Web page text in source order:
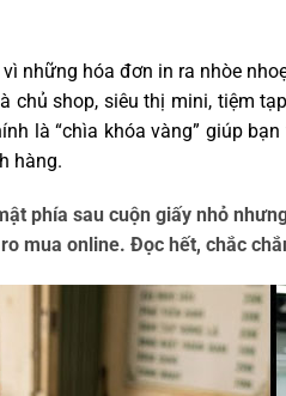
những hóa đơn in ra nhòe
chủ shop, siêu thị mini, tiệm
là “chìa khóa vàng” giúp
hàng.
phía sau cuộn giấy nhỏ
mua online. Đọc hết, chắc